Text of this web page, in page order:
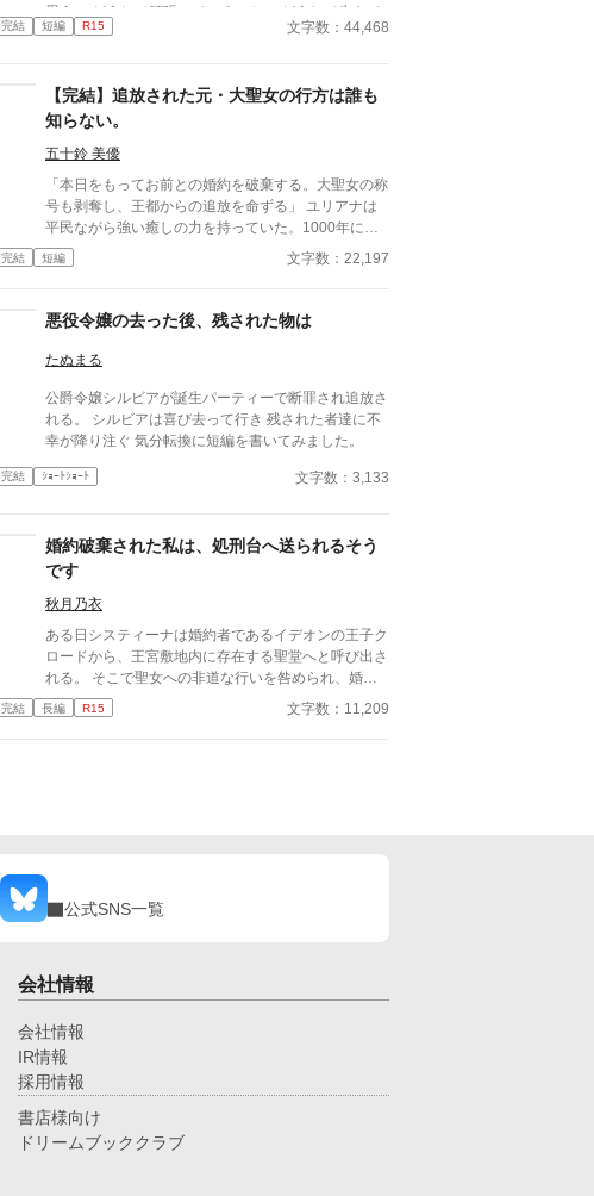
思う。 どうして頑張っているのか。 どうして生きて
いたいのか。 もう、いいのではないだろうか。 メル
みません。笑って読んでくださいませ。本編15話で
完結です。番外編を数話、気まぐれに投稿します。よ
ランキング入りいたしました。たくさんの方の目に触
れる機会に感謝です。本編は終了しましたが、番外編
も投稿予定ですので、気長にお付き合いくださると嬉
しいです。たくさんのお気に入り登録、しおり、エー
ル、いいねをありがとうございます。R7.1/31 ＊らが
まふぃん活動三周年周年記念として、R7.11/4に一話
がとうございます。
完結 短編 R15 文字数：44,468
【完結】追放された元・大聖女の行方は誰も
知らない。
五十鈴 美優
「本日をもってお前との婚約を破棄する。大聖女の称
号も剥奪し、王都からの追放を命ずる」 ユリアナは
平民ながら強い癒しの力を持っていた。1000年に一
度現れるとされる大聖女の称号を得て、婚約者となっ
た王子リッドと共に魔物討伐に邁進する日々を送って
かせ、ユリアナの癒しの力を濁らせていた。 そんな
る。 ユリアナは全力を尽くしたものの、多くの犠牲
られ、大聖女の称号を剥奪される。リッドからの婚約
破棄に加え、王都からの追放を命じられた。 それか
ら一年。ユリアナはユーリと名を改め、顔を隠し、新
たな職に就いていた。
完結 短編 文字数：22,197
悪役令嬢の去った後、残された物は
たぬまる
公爵令嬢シルビアが誕生パーティーで断罪され追放さ
れる。 シルビアは喜び去って行き 残された者達に不
幸が降り注ぐ 気分転換に短編を書いてみました。
完結 ｼｮｰﾄｼｮｰﾄ 文字数：3,133
婚約破棄された私は、処刑台へ送られるそう
です
秋月乃衣
ある日システィーナは婚約者であるイデオンの王子ク
ロードから、王宮敷地内に存在する聖堂へと呼び出さ
れる。 そこで聖女への非道な行いを咎められ、婚約
破棄を言い渡された挙句投獄されることとなる。 い
われの無い罪を否定する機会すら与えられず、寒く冷
完結 長編 R15 文字数：11,209
公式SNS一覧
会社情報
会社情報
IR情報
採用情報
書店様向け
ドリームブッククラブ